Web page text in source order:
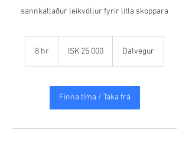
sannkallaður leikvöllur fyrir litla skoppara
8 hr
krónurISK 25,000 Dalvegur
Finna tíma / Taka frá